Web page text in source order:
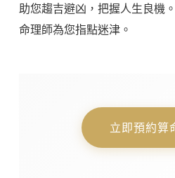
助您趨吉避凶，把握人生良機
命理師為您指點迷津。
立即預約算